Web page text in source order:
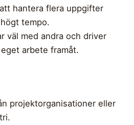
hantera flera uppgifter
tempo.
väl med andra och driver
arbete framåt.
projektorganisationer eller